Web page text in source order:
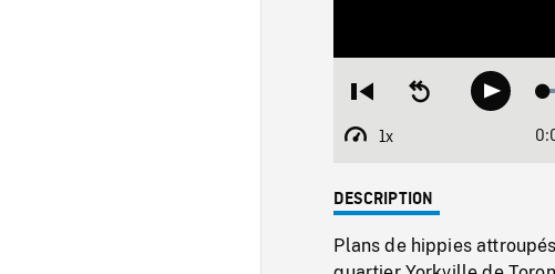
Restart
beginning
Seek
backwardPlay
1x
Playback
DESCRIPTION
Plans de hippies